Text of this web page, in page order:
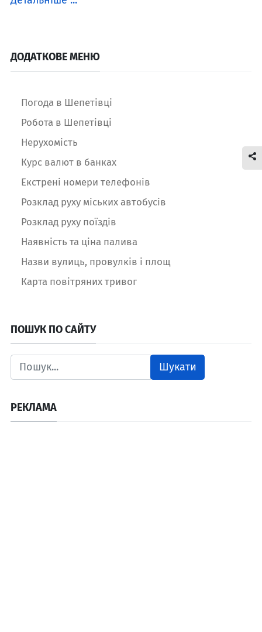
ДОДАТКОВЕ МЕНЮ
Погода в Шепетівці
Робота в Шепетівці
Нерухомість
Курс валют в банках
Екстрені номери телефонів
Розклад руху міських автобусів
Розклад руху поїздів
Наявність та ціна палива
Назви вулиць, провулків і площ
Карта повітряних тривог
ПОШУК ПО САЙТУ
Шукати
РЕКЛАМА